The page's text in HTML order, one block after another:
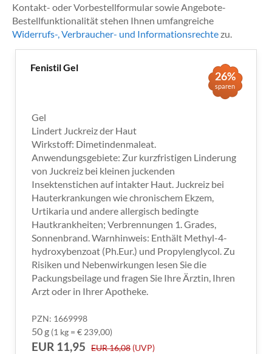
Kontakt- oder Vorbestellformular sowie Angebote-
Bestellfunktionalität stehen Ihnen umfangreiche
Widerrufs-, Verbraucher- und Informationsrechtezu.
Fenistil Gel
26%
sparen
Gel
Lindert Juckreiz der Haut
Wirkstoff: Dimetindenmaleat.
Anwendungsgebiete: Zur kurzfristigen Linderung
von Juckreiz bei kleinen juckenden
Insektenstichen auf intakter Haut. Juckreiz bei
Hauterkrankungen wie chronischem Ekzem,
Urtikaria und andere allergisch bedingte
Hautkrankheiten; Verbrennungen 1. Grades,
Sonnenbrand. Warnhinweis: Enthält Methyl-4-
hydroxybenzoat (Ph.Eur.) und Propylenglycol. Zu
Risiken und Nebenwirkungen lesen Sie die
Packungsbeilage und fragen Sie Ihre Ärztin, Ihren
Arzt oder in Ihrer Apotheke.
PZN: 1669998
50 g (1 kg = € 239,00)
EUR 11,95 EUR 16,08 (UVP)